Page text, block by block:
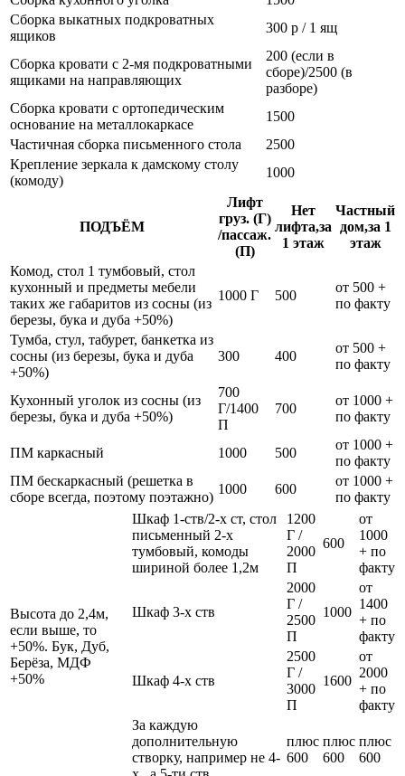
Сборка выкатных подкроватных
ящиков
300 р / 1 ящ
Сборка кровати с 2-мя подкроватными
ящиками на направляющих
200 (если в
сборе)/2500 (в
разборе)
Сборка кровати с ортопедическим
основание на металлокаркасе
1500
Частичная сборка письменного стола
2500
Крепление зеркала к дамскому столу
(комоду)
1000
ПОДЪЁМ
Лифт
груз. (Г)
/пассаж.
(П)
Нет
лифта,за
1 этаж
Частный
дом,за 1
этаж
Комод, стол 1 тумбовый, стол
кухонный и предметы мебели
таких же габаритов из сосны (из
березы, бука и дуба +50%)
1000 Г 500
от 500 +
по факту
Тумба, стул, табурет, банкетка из
сосны (из березы, бука и дуба
+50%)
300 400
от 500 +
по факту
Кухонный уголок из сосны (из
березы, бука и дуба +50%)
700
Г/1400
П
700
от 1000 +
по факту
ПМ каркасный 1000 500
от 1000 +
по факту
ПМ бескаркасный (решетка в
сборе всегда, поэтому поэтажно)
1000 600
от 1000 +
по факту
Высота до 2,4м,
если выше, то
+50%. Бук, Дуб,
Берёза, МДФ
+50%
Шкаф 1-ств/2-х ст, стол
письменный 2-х
тумбовый, комоды
шириной более 1,2м
1200
Г /
2000
П
600
от
1000
+ по
факту
Шкаф 3-х ств
2000
Г /
2500
П
1000
от
1400
+ по
факту
Шкаф 4-х ств
2500
Г /
3000
П
1600
от
2000
+ по
факту
За каждую
дополнительную
створку, например не 4-
плюс
600
плюс
600
плюс
600